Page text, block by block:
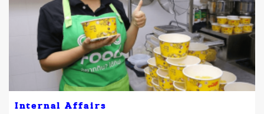
Internal Affairs